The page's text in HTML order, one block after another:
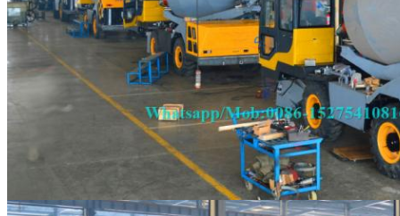
একটি বার্তা রেখে যান